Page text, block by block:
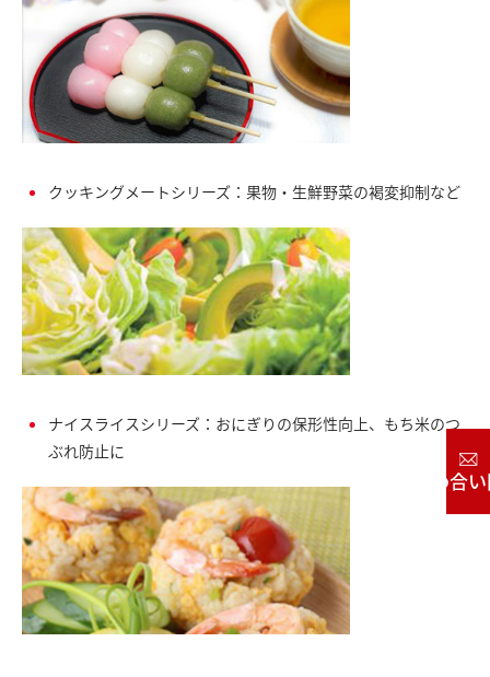
クッキングメートシリーズ：果物・生鮮野菜の褐変抑制など
ナイスライスシリーズ：おにぎりの保形性向上、もち米のつ
ぶれ防止に